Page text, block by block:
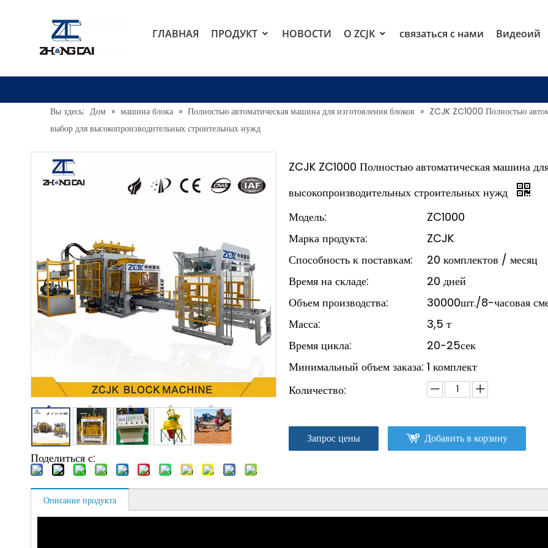
ГЛАВНАЯ ПРОДУКТ НОВОСТИ О ZCJK связаться с нами Видеоий
Вы здесь: Дом » машина блока » Полностью автоматическая машина для изготовления блоков » ZCJK ZC1000 Полностью
выбор для высокопроизводительных строительных нужд
Поделиться с:
ZCJK ZC1000 Полностью автоматическая машина
высокопроизводительных строительных нужд
Модель:
ZC1000
Марка продукта:
ZCJK
Способность к поставкам:
20 комплектов / месяц
Время на складе:
20 дней
Объем производства:
30000шт./8-часовая
Масса:
3,5 т
Время цикла:
20-25сек
Минимальный объем заказа: 1 комплект
Количество:
Запрос цены Добавить в корзину
Описание продукта